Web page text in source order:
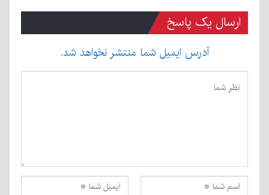
ارسال یک پاسخ
آدرس ایمیل شما منتشر نخواهد شد.